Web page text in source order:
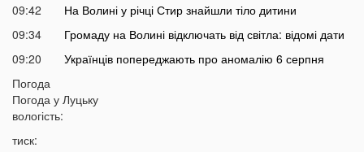
09:42
На Волині у річці Стир знайшли тіло дитини
09:34
Громаду на Волині відключать від світла: відомі дати
09:20
Українців попереджають про аномалію 6 серпня
09:05
вважався зниклим безвісти
Погода
Погода у Луцьку
вологість:
тиск: